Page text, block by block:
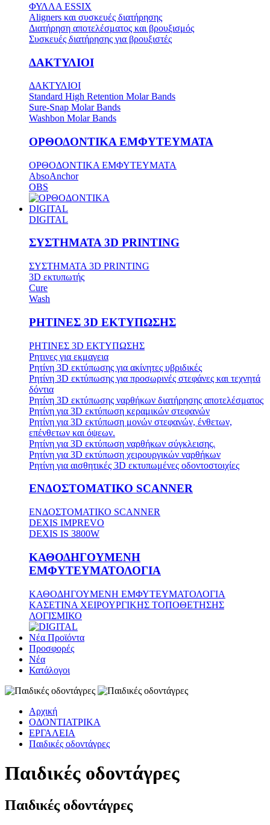
ΦΥΛΛΑ ESSIX
Aligners και συσκευές διατήρησης
Διατήρηση αποτελέσματος και βρουξισμός
Συσκευές διατήρησης για βρουξιστές
ΔΑΚΤΥΛΙΟΙ
ΔΑΚΤΥΛΙΟΙ
Standard High Retention Molar Bands
Sure-Snap Molar Bands
Washbon Molar Bands
ΟΡΘΟΔΟΝΤΙΚΑ ΕΜΦΥΤΕΥΜΑΤΑ
ΟΡΘΟΔΟΝΤΙΚΑ ΕΜΦΥΤΕΥΜΑΤΑ
AbsoAnchor
OBS
DIGITAL
DIGITAL
ΣΥΣΤΗΜΑΤΑ 3D PRINTING
ΣΥΣΤΗΜΑΤΑ 3D PRINTING
3D εκτυπωτής
Cure
Wash
ΡΗΤΙΝΕΣ 3D ΕΚΤΥΠΩΣΗΣ
ΡΗΤΙΝΕΣ 3D ΕΚΤΥΠΩΣΗΣ
Ρητινες για εκμαγεια
Ρητίνη 3D εκτύπωσης για ακίνητες υβριδικές
Ρητίνη 3D εκτύπωσης για προσωρινές στεφάνες και τεχνητά
δόντια
Ρητίνη 3D εκτύπωσης ναρθήκων διατήρησης αποτελέσματος
Ρητίνη για 3D εκτύπωση κεραμικών στεφανών
Ρητίνη για 3D εκτύπωση μονών στεφανών, ένθετων,
επένθετων και όψεων.
Ρητίνη για 3D εκτύπωση ναρθήκων σύγκλεισης.
Ρητίνη για 3D εκτύπωση χειρουργικών ναρθήκων
Ρητίνη για αισθητικές 3D εκτυπωμένες οδοντοστοιχίες
ΕΝΔΟΣΤΟΜΑΤΙΚΟ SCANNER
ΕΝΔΟΣΤΟΜΑΤΙΚΟ SCANNER
DEXIS IMPREVO
DEXIS IS 3800W
ΚΑΘΟΔΗΓΟΥΜΕΝΗ
ΕΜΦΥΤΕΥΜΑΤΟΛΟΓΙΑ
ΚΑΘΟΔΗΓΟΥΜΕΝΗ ΕΜΦΥΤΕΥΜΑΤΟΛΟΓΙΑ
ΚΑΣΕΤΙΝΑ ΧΕΙΡΟΥΡΓΙΚΗΣ ΤΟΠΟΘΕΤΗΣΗΣ
ΛΟΓΙΣΜΙΚΟ
Νέα Προϊόντα
Προσφορές
Νέα
Κατάλογοι
Αρχική
ΟΔΟΝΤΙΑΤΡΙΚΑ
ΕΡΓΑΛΕΙΑ
Παιδικές οδοντάγρες
Παιδικές οδοντάγρες
Παιδικές οδοντάγρες